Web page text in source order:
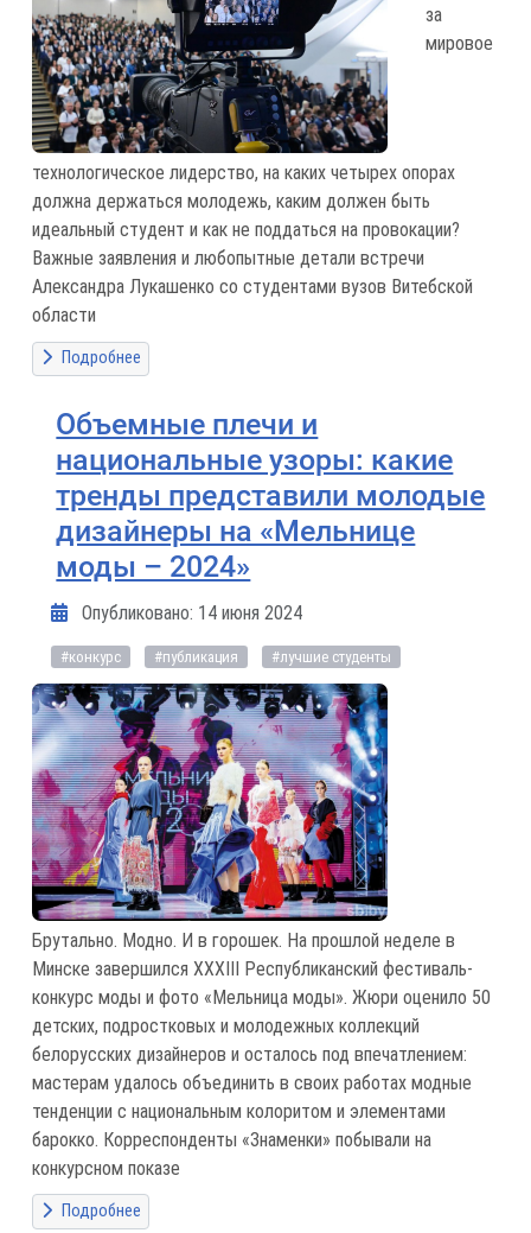
за
мировое
технологическое лидерство, на каких четырех опорах
должна держаться молодежь, каким должен быть
идеальный студент и как не поддаться на провокации?
Важные заявления и любопытные детали встречи
Александра Лукашенко со студентами вузов Витебской
области
Подробнее
Объемные плечи и
национальные узоры: какие
тренды представили молодые
дизайнеры на «Мельнице
моды – 2024»
Информация о материале
Опубликовано: 14 июня 2024
#конкурс #публикация #лучшие студенты
Брутально. Модно. И в горошек. На прошлой неделе в
Минске завершился XXXIII Республиканский фестиваль-
конкурс моды и фото «Мельница моды». Жюри оценило 50
детских, подростковых и молодежных коллекций
белорусских дизайнеров и осталось под впечатлением:
мастерам удалось объединить в своих работах модные
тенденции с национальным колоритом и элементами
барокко. Корреспонденты «Знаменки» побывали на
конкурсном показе
Подробнее